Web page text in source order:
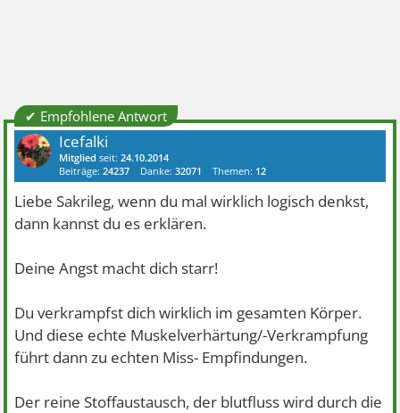
✔ Empfohlene Antwort
Icefalki
Mitglied seit:24.10.2014
Beiträge:24237 Danke:32071 Themen: 12
Liebe Sakrileg, wenn du mal wirklich logisch denkst,
dann kannst du es erklären.
Deine Angst macht dich starr!
Du verkrampfst dich wirklich im gesamten Körper.
Und diese echte Muskelverhärtung/-Verkrampfung
führt dann zu echten Miss- Empfindungen.
Der reine Stoffaustausch, der blutfluss wird durch die